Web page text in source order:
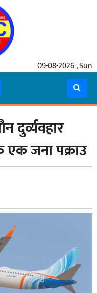
09-08-2026 , Sun
दुर्व्यवहार
एक जना पक्राउ